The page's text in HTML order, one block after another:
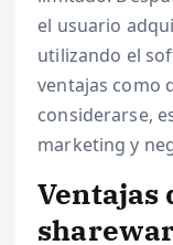
el usuario
utilizando el
ventajas como
considerarse,
marketing y
Ventajas